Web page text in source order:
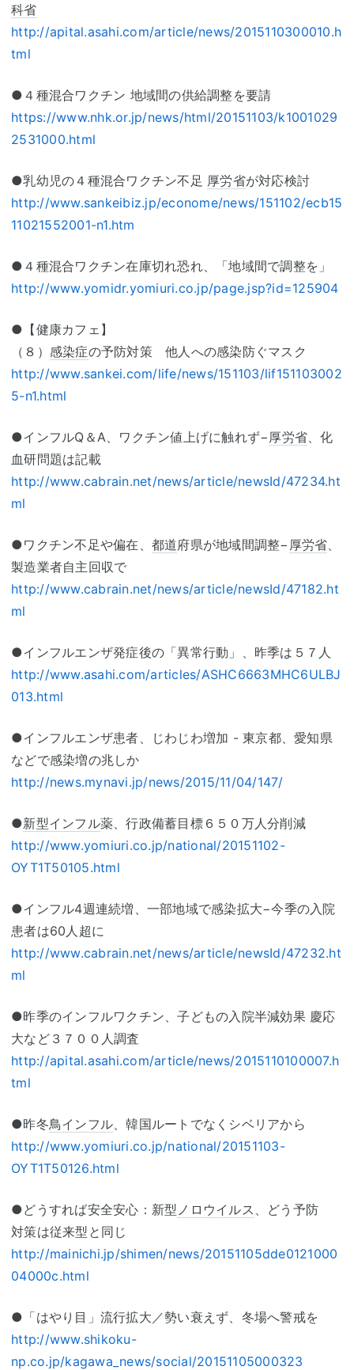
科省
http://apital.asahi.com/article/news/2015110300010.h
tml
●４種混合ワクチン 地域間の供給調整を要請
https://www.nhk.or.jp/news/html/20151103/k1001029
2531000.html
●乳幼児の４種混合ワクチン不足 厚労省が対応検討
http://www.sankeibiz.jp/econome/news/151102/ecb15
11021552001-n1.htm
●４種混合ワクチン在庫切れ恐れ、「地域間で調整を」
http://www.yomidr.yomiuri.co.jp/page.jsp?id=125904
●【健康カフェ】
（８） 感染症の予防対策 他人への感染防ぐマスク
http://www.sankei.com/life/news/151103/lif151103002
5-n1.html
●インフルQ＆A、ワクチン値上げに触れず−厚労省、化
血研問題は記載
http://www.cabrain.net/news/article/newsId/47234.ht
ml
●ワクチン不足や偏在、 都道府県が地域間調整− 厚労省、
製造業者自主回収で
http://www.cabrain.net/news/article/newsId/47182.ht
ml
●インフルエンザ発症後の「異常行動」、昨季は５７人
http://www.asahi.com/articles/ASHC6663MHC6ULBJ
013.html
●インフルエンザ患者、じわじわ増加 - 東京都、愛知県
などで感染増の兆しか
http://news.mynavi.jp/news/2015/11/04/147/
●新型インフル薬、行政備蓄目標６５０万人分削減
http://www.yomiuri.co.jp/national/20151102-
OYT1T50105.html
●インフル4週連続増、一部地域で感染拡大−今季の入院
患者は60人超に
http://www.cabrain.net/news/article/newsId/47232.ht
ml
●昨季のインフルワクチン、子どもの入院半減効果 慶応
大など３７００人調査
http://apital.asahi.com/article/news/2015110100007.h
tml
●昨冬鳥インフル、韓国ルートでなくシベリアから
http://www.yomiuri.co.jp/national/20151103-
OYT1T50126.html
●どうすれば安全安心：新型 ノロウイルス 、どう予防
対策は従来型と同じ
http://mainichi.jp/shimen/news/20151105dde0121000
04000c.html
●「はやり目」流行拡大／勢い衰えず、冬場へ警戒を
http://www.shikoku-
np.co.jp/kagawa_news/social/20151105000323